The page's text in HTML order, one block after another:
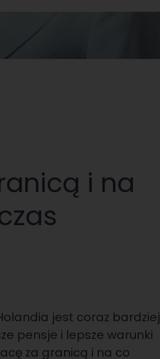
i na
jest coraz bardziej
pensje i lepsze warunki
za granicą i na co